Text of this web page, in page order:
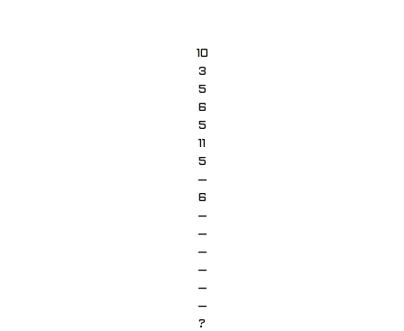
10
3
5
6
5
11
5
–
6
–
–
–
–
–
–
?